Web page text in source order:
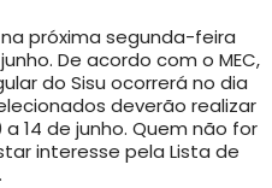
próxima segunda-feira
De acordo com o MEC,
do Sisu ocorrerá no dia
deverão realizar
14 de junho. Quem não for
interesse pela Lista de